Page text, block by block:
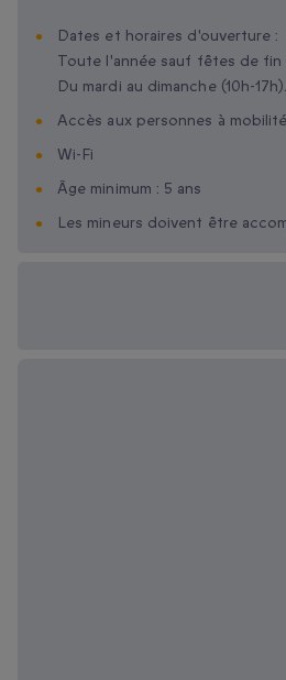
Dates et horaires d'ouverture :
Toute l'année sauf fêtes de fin
Du mardi au dimanche (10h-17h).
Accès aux personnes à
Wi-Fi
Âge minimum : 5 ans
Les mineurs doivent être